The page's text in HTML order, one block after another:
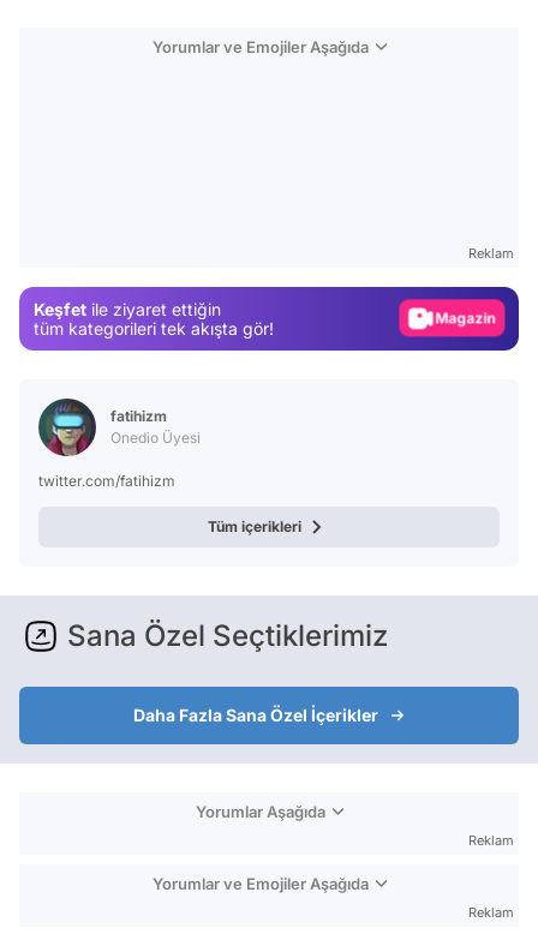
Yorumlar ve Emojiler Aşağıda
Reklam
Keşfet ile ziyaret ettiğin
tüm kategorileri tek akışta gör!
Video
fatihizm
Onedio Üyesi
twitter.com/fatihizm
Tüm içerikleri
Sana Özel Seçtiklerimiz
Daha Fazla Sana Özel İçerikler
Yorumlar Aşağıda
Reklam
Yorumlar ve Emojiler Aşağıda
Reklam